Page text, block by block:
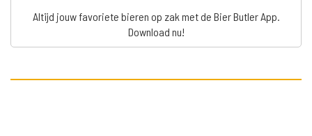
Altijd jouw favoriete bieren op zak met de Bier Butler App.
Download nu!